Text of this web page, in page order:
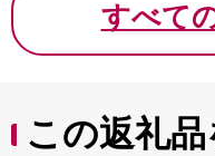
イベントを目当てに、
る村でもあります。
馬路村は、人口減少で
すべて
この返礼